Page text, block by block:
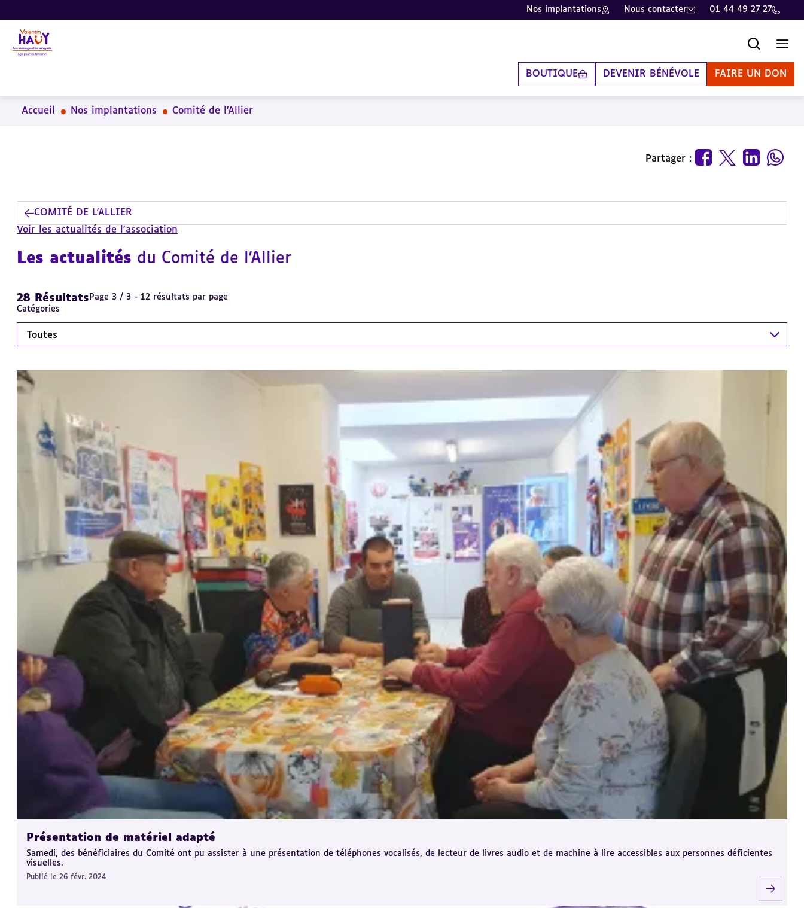
Aller
au
contenu
principal
Aller
au
pied
de
Aller
à
la
recherche
Nos implantations Nous contacter 01 44 49 27 27
BOUTIQUE DEVENIR BÉNÉVOLE FAIRE UN DON
Accueil Nos implantations Comité de l'Allier
Partager :
COMITÉ DE L'ALLIER
Voir les actualités de l'association
Les actualités du Comité de l'Allier
28 Résultats Page 3 / 3 - 12 résultats par page
Catégories
Toutes
Présentation de matériel adapté
Samedi, des bénéficiaires du Comité ont pu assister à une présentation de téléphones vocalisés, de lecteur de livres audio et de machine à lire accessibles aux personnes déficientes
visuelles.
Publié le 26 févr. 2024